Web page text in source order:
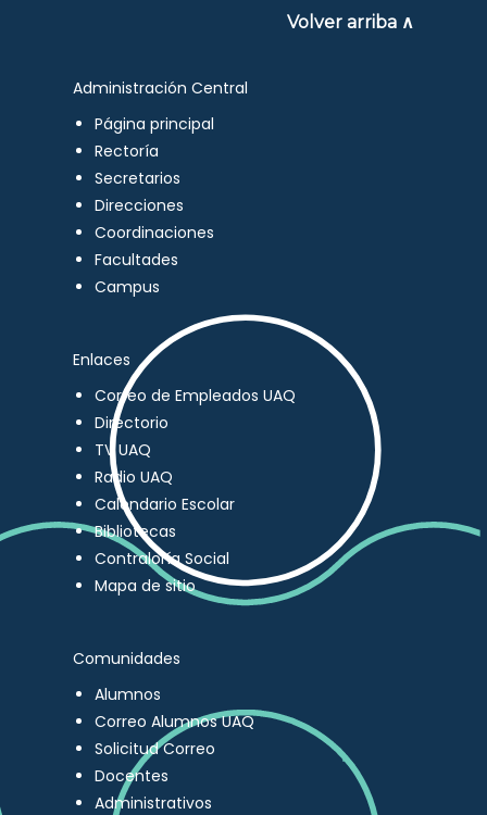
Volver arriba ∧
Administración Central
Página principal
Rectoría
Secretarios
Direcciones
Coordinaciones
Facultades
Campus
Enlaces
Correo de Empleados UAQ
Directorio
TV UAQ
Radio UAQ
Calendario Escolar
Bibliotecas
Contraloría Social
Mapa de sitio
Comunidades
Alumnos
Correo Alumnos UAQ
Solicitud Correo
Docentes
Administrativos